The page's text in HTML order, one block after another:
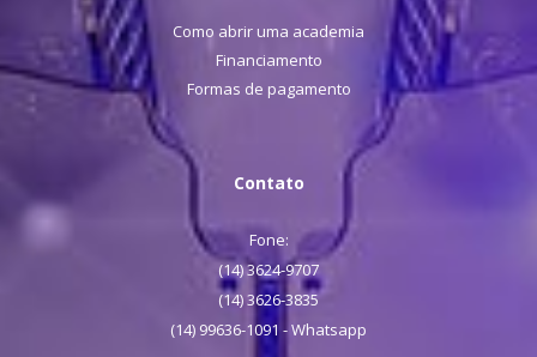
Como abrir uma academia
Financiamento
Formas de pagamento
Contato
Fone:
(14) 3624-9707
(14) 3626-3835
(14) 99636-1091 - Whatsapp